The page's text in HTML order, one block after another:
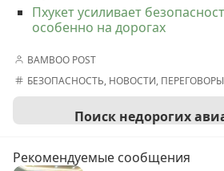
Пхукет усиливает
особенно на дорогах
BAMBOO POST
БЕЗОПАСНОСТЬ, НОВОСТИ, ПЕРЕГОВОРЫ
Поиск недорогих
Рекомендуемые сообщения